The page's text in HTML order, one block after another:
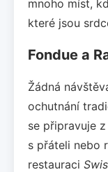
mnoho míst,
které jsou
Fondue a
Žádná
ochutnání
se připravuje
s přáteli nebo
restauraci